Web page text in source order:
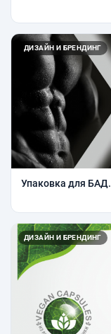
ДИЗАЙН И БРЕНДИНГ
Упаковка для БАД.
ДИЗАЙН И БРЕНДИНГ